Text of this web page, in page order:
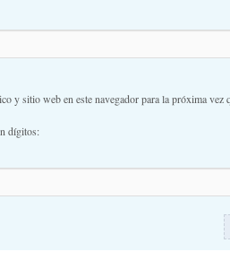
y sitio web en este navegador para la próxima vez
dígitos: